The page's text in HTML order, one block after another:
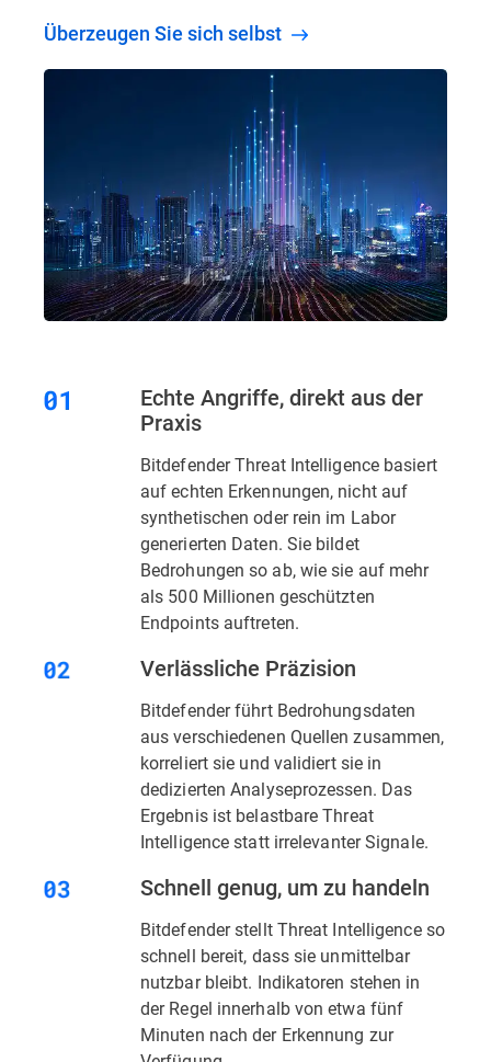
Überzeugen Sie sich selbst
Echte Angriffe, direkt aus der
Praxis
Bitdefender Threat Intelligence basiert
auf echten Erkennungen, nicht auf
synthetischen oder rein im Labor
generierten Daten. Sie bildet
Bedrohungen so ab, wie sie auf mehr
als 500 Millionen geschützten
Endpoints auftreten.
Verlässliche Präzision
Bitdefender führt Bedrohungsdaten
aus verschiedenen Quellen zusammen,
korreliert sie und validiert sie in
dedizierten Analyseprozessen. Das
Ergebnis ist belastbare Threat
Intelligence statt irrelevanter Signale.
Schnell genug, um zu handeln
Bitdefender stellt Threat Intelligence so
schnell bereit, dass sie unmittelbar
nutzbar bleibt. Indikatoren stehen in
der Regel innerhalb von etwa fünf
Minuten nach der Erkennung zur